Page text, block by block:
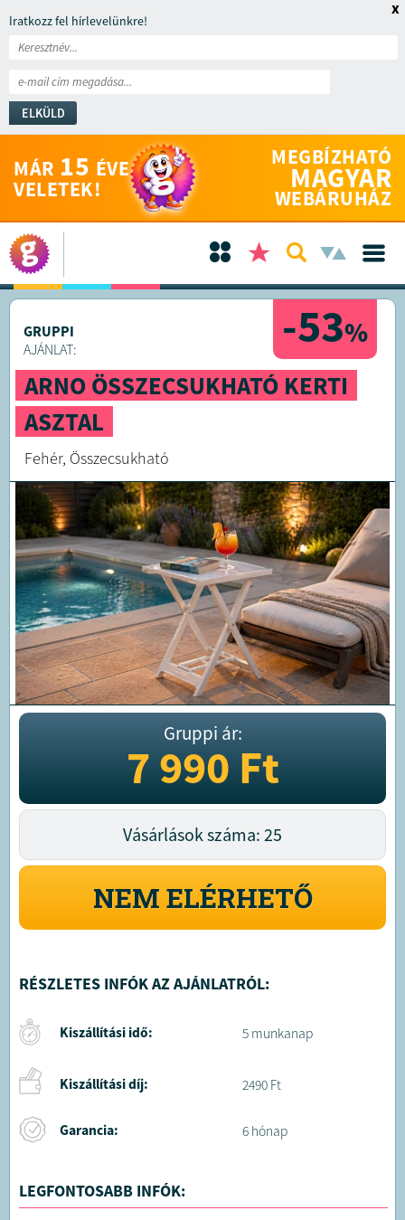
Iratkozz fel hírlevelünkre!
ELKÜLD
x
MÁR 15 ÉVE
VELETEK!
MEGBÍZHATÓ
MAGYAR
WEBÁRUHÁZ
-53%
GRUPPI
AJÁNLAT:
ARNO ÖSSZECSUKHATÓ KERTI
ASZTAL
Fehér, Összecsukható
Gruppi ár:
7 990Ft
Vásárlások száma: 25
NEM ELÉRHETŐ
RÉSZLETES INFÓK AZ AJÁNLATRÓL:
Kiszállítási idő: 5 munkanap
Kiszállítási díj: 2490 Ft
Garancia: 6 hónap
LEGFONTOSABB INFÓK: